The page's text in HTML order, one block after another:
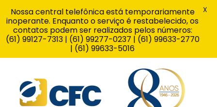
Nossa central telefônica está temporariamente
inoperante. Enquanto o serviço é restabelecido, os
contatos podem ser realizados pelos números:
(61) 99127-7313 | (61) 99277-0237 | (61) 99633-2770
| (61) 99633-5016
X